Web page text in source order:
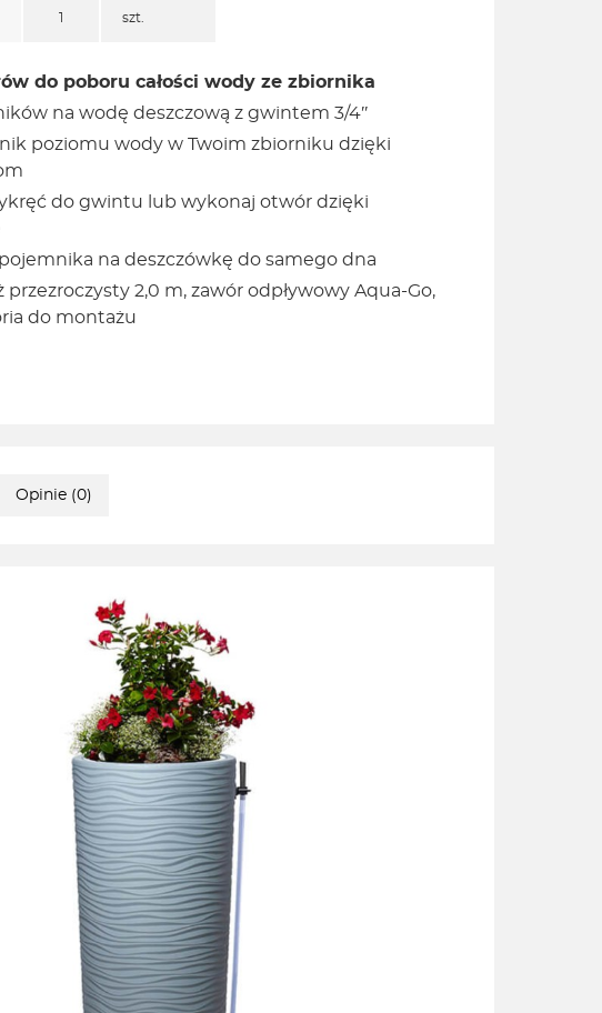
1 szt.
do poboru całości wody ze zbiornika
na wodę deszczową z gwintem 3/4″
poziomu wody w Twoim zbiorniku dzięki
do gwintu lub wykonaj otwór dzięki
na deszczówkę do samego dna
2,0 m, zawór odpływowy Aqua-Go,
do montażu
Opinie (0)